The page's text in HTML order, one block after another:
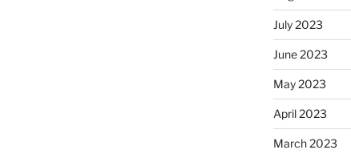
July 2023
June 2023
May 2023
April 2023
March 2023